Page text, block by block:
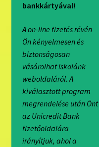
bankkártyával!
A on-line fizetés révén
Ön kényelmesen és
biztonságosan
vásárolhat iskolánk
weboldaláról. A
kiválasztott program
megrendelése után Önt
az Unicredit Bank
fizetőoldalára
irányítjuk, ahol a